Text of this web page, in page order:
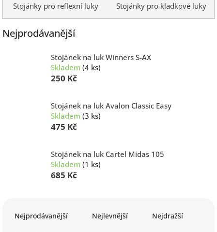
Stojánky pro reflexní luky Stojánky pro kladkové luky
Nejprodávanější
Stojánek na luk Winners S-AX
Skladem (4 ks)
250 Kč
Stojánek na luk Avalon Classic Easy
Skladem (3 ks)
475 Kč
Stojánek na luk Cartel Midas 105
Skladem (1 ks)
685 Kč
Nejprodávanější Nejlevnější Nejdražší